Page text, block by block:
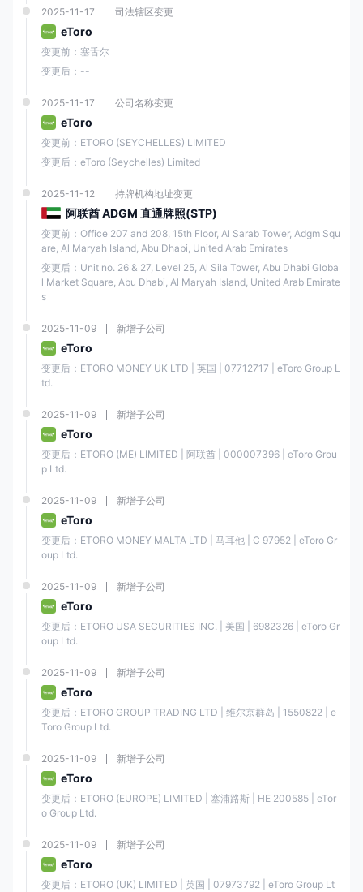
2025-11-17 司法辖区变更
eToro
变更前：塞舌尔
变更后：--
2025-11-17 公司名称变更
eToro
变更前：ETORO (SEYCHELLES) LIMITED
变更后：eToro (Seychelles) Limited
2025-11-12 持牌机构地址变更
阿联酋 ADGM 直通牌照(STP)
变更前：Office 207 and 208, 15th Floor, Al Sarab Tower, Adgm Squ
are, Al Maryah Island, Abu Dhabi, United Arab Emirates
变更后：Unit no. 26 & 27, Level 25, Al Sila Tower, Abu Dhabi Globa
l Market Square, Abu Dhabi, Al Maryah Island, United Arab Emirate
s
2025-11-09 新增子公司
eToro
变更后：ETORO MONEY UK LTD | 英国 | 07712717 | eToro Group L
td.
2025-11-09 新增子公司
eToro
变更后：ETORO (ME) LIMITED | 阿联酋 | 000007396 | eToro Grou
p Ltd.
2025-11-09 新增子公司
eToro
变更后：ETORO MONEY MALTA LTD | 马耳他 | C 97952 | eToro Gr
oup Ltd.
2025-11-09 新增子公司
eToro
变更后：ETORO USA SECURITIES INC. | 美国 | 6982326 | eToro Gr
oup Ltd.
2025-11-09 新增子公司
eToro
变更后：ETORO GROUP TRADING LTD | 维尔京群岛 | 1550822 | e
Toro Group Ltd.
2025-11-09 新增子公司
eToro
变更后：ETORO (EUROPE) LIMITED | 塞浦路斯 | ΗΕ 200585 | eTor
o Group Ltd.
2025-11-09 新增子公司
eToro
变更后：ETORO (UK) LIMITED | 英国 | 07973792 | eToro Group Lt